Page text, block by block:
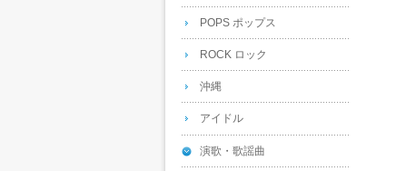
POPS ポップス
ROCK ロック
沖縄
アイドル
演歌・歌謡曲